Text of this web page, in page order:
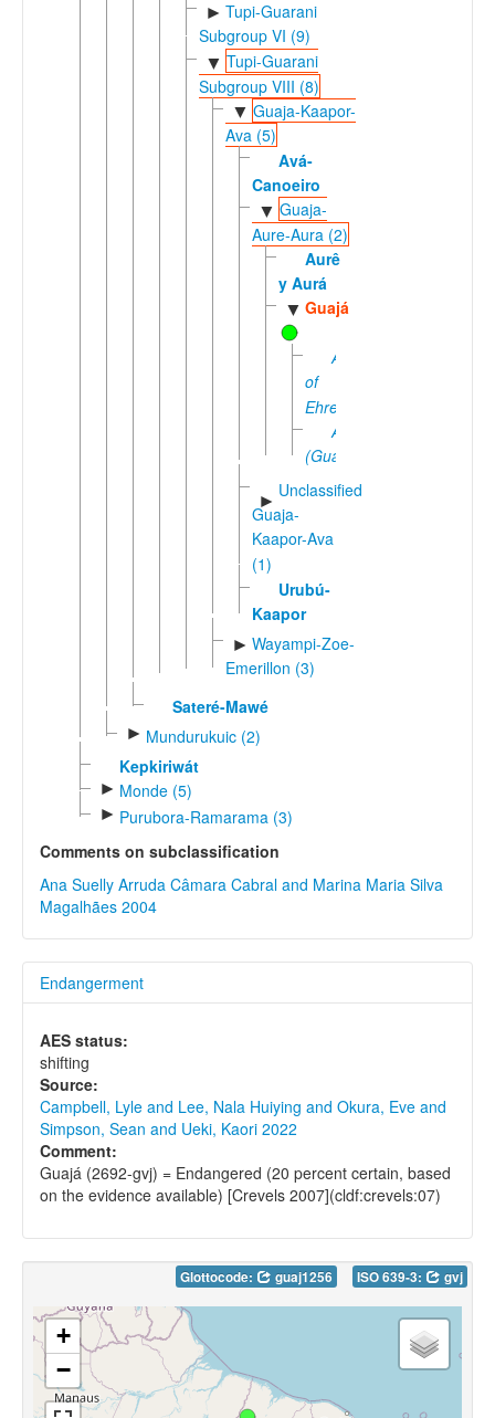
► Tupi-Guarani
Subgroup VI (9)
▼ Tupi-Guarani
Subgroup VIII (8)
▼ Guaja-Kaapor-
Ava (5)
Avá-
Canoeiro
▼ Guaja-
Aure-Aura (2)
Aurê
y Aurá
▼ Guajá
Anambe
of
Ehrenreich
Awá
(Guajá)
►
Unclassified
Guaja-
Kaapor-Ava
(1)
Urubú-
Kaapor
► Wayampi-Zoe-
Emerillon (3)
Sateré-Mawé
► Mundurukuic (2)
Kepkiriwát
► Monde (5)
► Purubora-Ramarama (3)
Comments on subclassification
Ana Suelly Arruda Câmara Cabral and Marina Maria Silva
Magalhães 2004
Endangerment
AES status:
shifting
Source:
Campbell, Lyle and Lee, Nala Huiying and Okura, Eve and
Simpson, Sean and Ueki, Kaori 2022
Comment:
Guajá (2692-gvj) = Endangered (20 percent certain, based
on the evidence available) [Crevels 2007](cldf:crevels:07)
Glottocode: guaj1256 ISO 639-3: gvj
+
−